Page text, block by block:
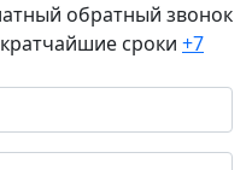
обратный звонок
сроки +7